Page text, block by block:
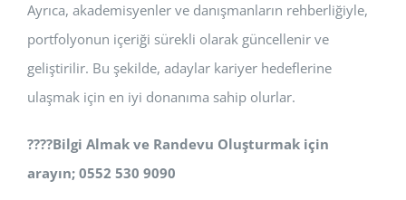
Ayrıca, akademisyenler ve danışmanların rehberliğiyle,
portfolyonun içeriği sürekli olarak güncellenir ve
geliştirilir. Bu şekilde, adaylar kariyer hedeflerine
ulaşmak için en iyi donanıma sahip olurlar.
????Bilgi Almak ve Randevu Oluşturmak için
arayın; 0552 530 9090